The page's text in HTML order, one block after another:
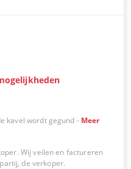
kavel wordt gegund - Meer
Wij veilen en factureren
de verkoper.